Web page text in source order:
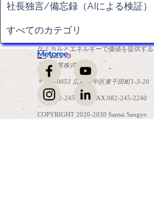
社長独言/備忘録（AIによる検証）
すべてのカテゴリ
ケミカルとエネルギーで価値を提供する
三泰産業株式会社
〒730-0053 広島市中区東千田町1-3-20
TEL:082-245-2241 FAX:082-245-2240
COPYRIGHT 2020-2030 Santai Sangyo